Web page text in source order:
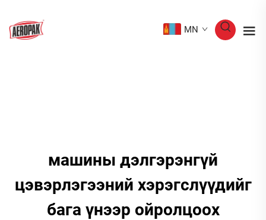
MN
машины дэлгэрэнгүй
цэвэрлэгээний хэрэгслүүдийг
бага үнээр ойролцоох